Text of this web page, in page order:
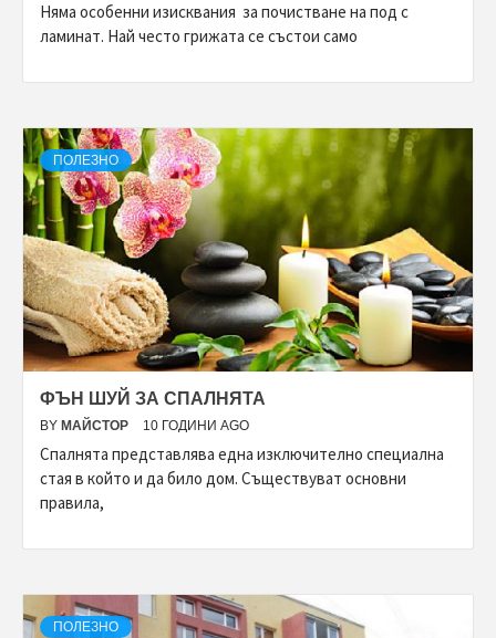
Няма особенни изисквания за почистване на под с
ламинат. Най често грижата се състои само
ПОЛЕЗНО
ФЪН ШУЙ ЗА СПАЛНЯТА
BY МАЙСТОР 10 ГОДИНИ AGO
Спалнята представлява една изключително специална
стая в който и да било дом. Съществуват основни
правила,
ПОЛЕЗНО